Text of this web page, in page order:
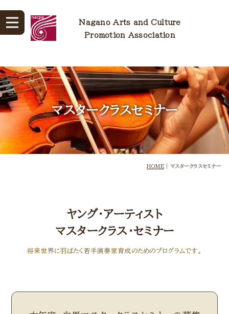
Nagano Arts and Culture
Promotion Association
マスタークラスセミナー
HOME マスタークラスセミナー
ヤング・アーティスト
マスタークラス・セミナー
将来世界に羽ばたく若手演奏家育成のためのプログラムです。